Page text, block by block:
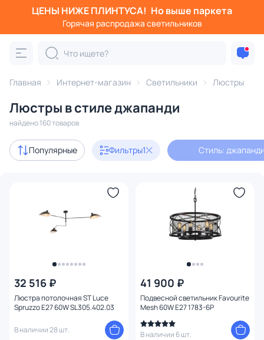
ЦЕНЫ НИЖЕ ПЛИНТУСА! Но выше паркета
Горячая распродажа светильников
Главная Интернет-магазин Светильники Люстры
Люстры в стиле джапанди
найдено 160 товаров
Популярные Фильтры1 Стиль:
32 516 ₽
Люстра потолочная ST Luce
Spruzzo E27 60W SL305.402.03
В наличии 28 шт.
41 900 ₽
Подвесной светильник Favourite
Mesh 60W E27 1783-6P
В наличии 6 шт.
Фильтры
Категория:
подвесные потолочные светодиодные
Акции 30
39
В наличии 113
Доставка
Цена
До